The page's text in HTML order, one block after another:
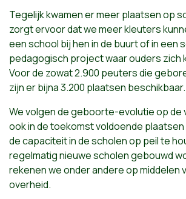
Tegelijk kwamen er meer plaatsen op
zorgt ervoor dat we meer kleuters
een school bij hen in de buurt of in een
pedagogisch project waar ouders zich
Voor de zowat 2.900 peuters die
zijn er bijna 3.200 plaatsen beschikbaar.
We volgen de geboorte-evolutie op de
ook in de toekomst voldoende plaatsen
de capaciteit in de scholen op peil te
regelmatig nieuwe scholen gebouwd
rekenen we onder andere op middelen
overheid.